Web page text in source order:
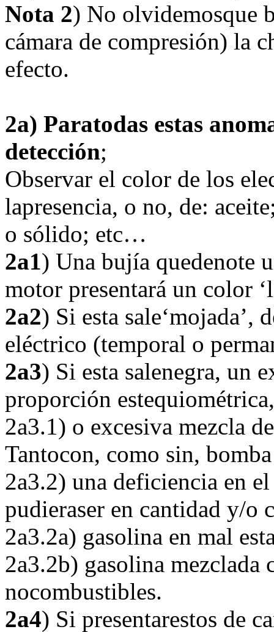
Nota 2) No olvidemosque
cámara de compresión) la
efecto.
2a) Paratodas estas
detección;
Observar el color de los
lapresencia, o no, de:
o sólido; etc…
2a1) Una bujía quedenote
motor presentará un color
2a2) Si esta sale‘mojada’,
eléctrico (temporal o
2a3) Si esta salenegra, un
proporción estequiométrica,
2a3.1) o excesiva mezcla
Tantocon, como sin,
2a3.2) una deficiencia en
pudieraser en cantidad y/o
2a3.2a) gasolina en mal
2a3.2b) gasolina mezclada
nocombustibles.
2a4) Si presentarestos de